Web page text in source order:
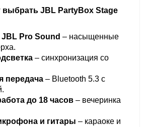
выбрать JBL PartyBox Stage
Pro Sound – насыщенные
– синхронизация со
передача – Bluetooth 5.3 с
до 18 часов – вечеринка
и гитары – караоке и